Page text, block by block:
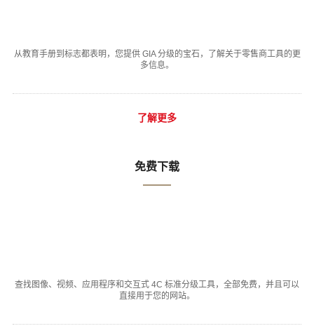
从教育手册到标志都表明，您提供 GIA 分级的宝石，了解关于零售商工具的更
多信息。
了解更多
免费下载
查找图像、视频、应用程序和交互式 4C 标准分级工具，全部免费，并且可以
直接用于您的网站。